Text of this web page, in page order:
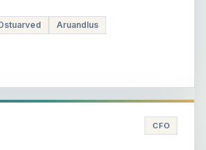
Aruandlus
CFO